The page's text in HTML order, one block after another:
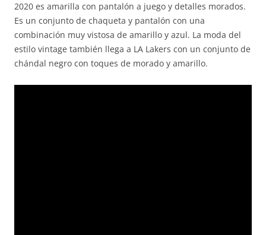
2020 es amarilla con pantalón a juego y detalles morados.
Es un conjunto de chaqueta y pantalón con una
combinación muy vistosa de amarillo y azul. La moda del
estilo vintage también llega a LA Lakers con un conjunto de
chándal negro con toques de morado y amarillo.